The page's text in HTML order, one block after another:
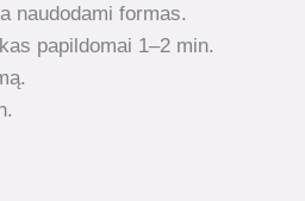
naudodami formas.
papildomai 1–2 min.